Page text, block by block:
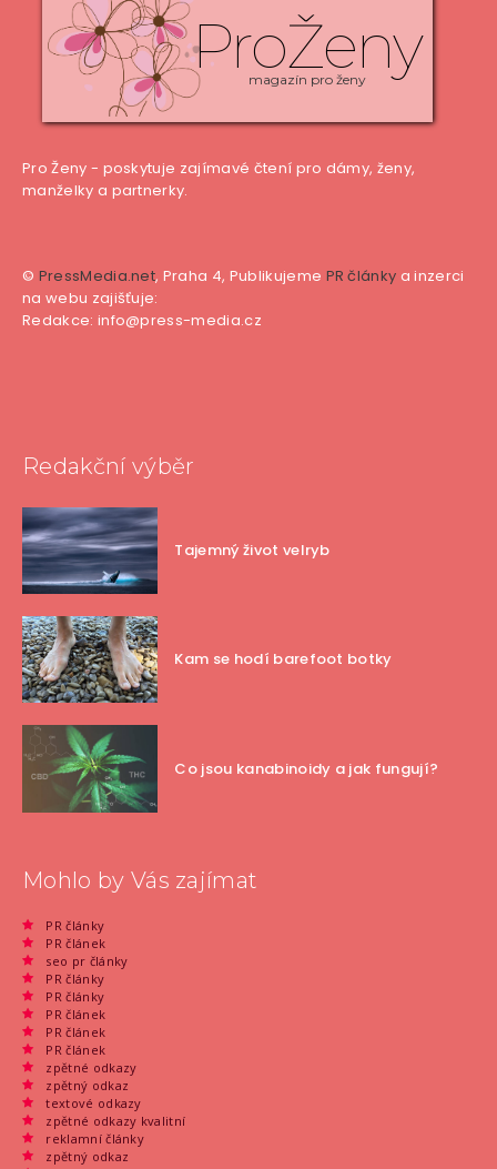
ProŽeny
magazín pro ženy
Pro Ženy - poskytuje zajímavé čtení pro dámy, ženy,
manželky a partnerky.
© PressMedia.net, Praha 4, Publikujeme PR články a inzerci
na webu zajišťuje:
Redakce: info@press-media.cz
Redakční výběr
Tajemný život velryb
Kam se hodí barefoot botky
Co jsou kanabinoidy a jak fungují?
Mohlo by Vás zajímat
PR články
PR článek
seo pr články
PR články
PR články
PR článek
PR článek
PR článek
zpětné odkazy
zpětný odkaz
textové odkazy
zpětné odkazy kvalitní
reklamní články
zpětný odkaz